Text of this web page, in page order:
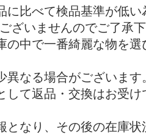
に比べて検品基準が低
ざいませんのでご了承下
の中で一番綺麗な物を
なる場合がございます
て返品・交換はお受け
となり、その後の在庫